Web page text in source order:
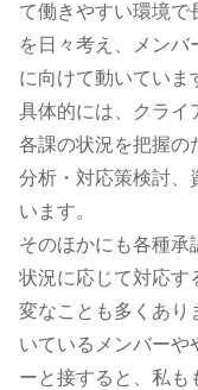
て働きやすい環境で
を日々考え、メン
に向けて動いていま
具体的には、クライ
各課の状況を把握の
分析・対応策検討、
います。
そのほかにも各種承
状況に応じて対応す
変なことも多くあり
いているメンバーや
ーと接すると、私も